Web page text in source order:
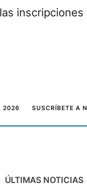
inscripciones
2026 SUSCRÍBETE A
ÚLTIMAS NOTICIAS